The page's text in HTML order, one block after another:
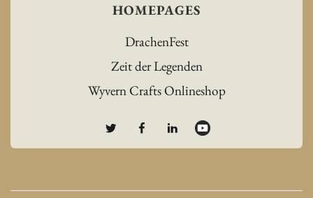
HOMEPAGES
DrachenFest
Zeit der Legenden
Wyvern Crafts Onlineshop